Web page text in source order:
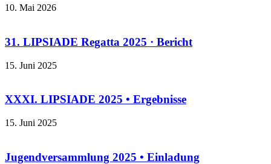
10. Mai 2026
31. LIPSIADE Regatta 2025 · Bericht
15. Juni 2025
XXXI. LIPSIADE 2025 • Ergebnisse
15. Juni 2025
Jugendversammlung 2025 • Einladung